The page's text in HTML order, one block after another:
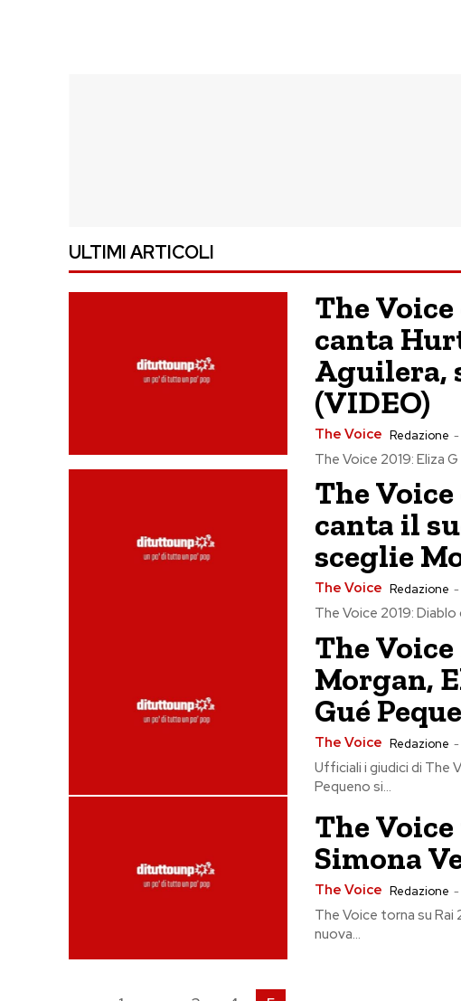
ULTIMI ARTICOLI
The
canta
Aguilera,
(VIDEO)
The Voice Redazione -
The Voice 2019: Eliza
The
canta il
sceglie
The Voice Redazione -
The Voice 2019:
The
Morgan,
Gué
The Voice Redazione -
Ufficiali i giudici di The
Pequeno si...
The
Simona
The Voice Redazione -
The Voice torna su Rai
nuova...